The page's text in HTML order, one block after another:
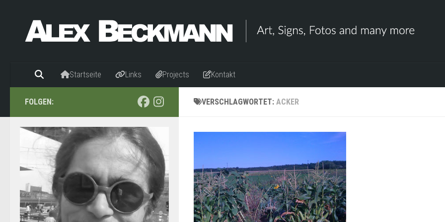
Startseite Links Projects Kontakt
VERSCHLAGWORTET: ACKER
FOLGEN: